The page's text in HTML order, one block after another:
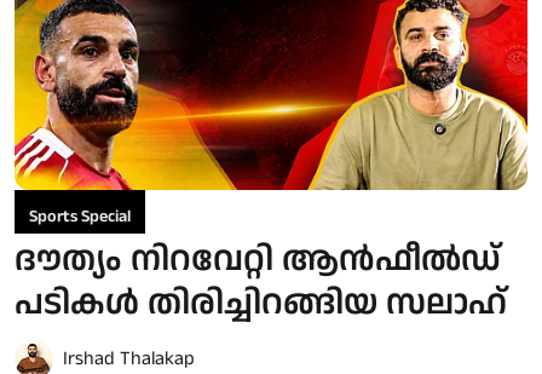
Sports Special
ദൗത്യം നിറവേറ്റി ആൻഫീൽഡ്
പടികൾ തിരിച്ചിറങ്ങിയ സലാഹ്
Irshad Thalakap